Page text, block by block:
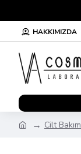
HAKKIMIZDA
Cilt Bakım